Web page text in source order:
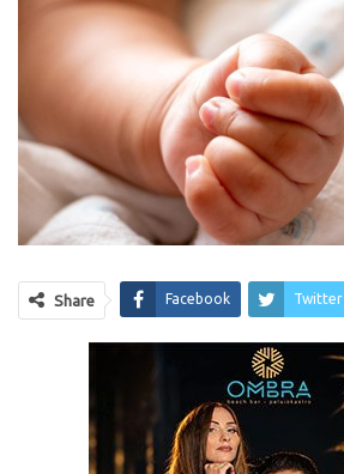
Share Facebook Twitter